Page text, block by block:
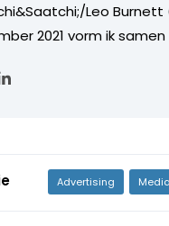
Leo Burnett
2021 vorm ik
Advertising Media